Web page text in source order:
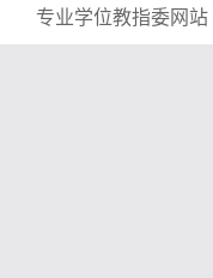
专业学位教指委网站